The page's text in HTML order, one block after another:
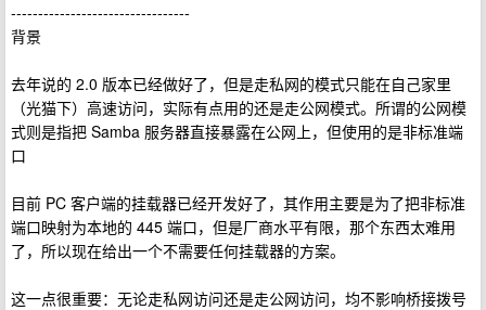
---------------------------------
背景
去年说的 2.0 版本已经做好了，但是走私网的模式只能在自己家里
（光猫下）高速访问，实际有点用的还是走公网模式。所谓的公网模
式则是指把 Samba 服务器直接暴露在公网上，但使用的是非标准端
口
目前 PC 客户端的挂载器已经开发好了，其作用主要是为了把非标准
端口映射为本地的 445 端口，但是厂商水平有限，那个东西太难用
了，所以现在给出一个不需要任何挂载器的方案。
这一点很重要：无论走私网访问还是走公网访问，均不影响桥接拨号